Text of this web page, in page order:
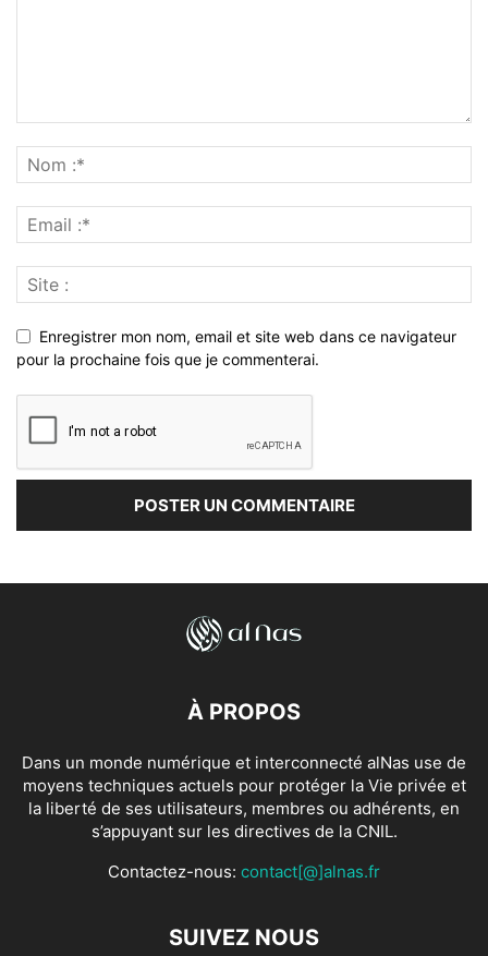
Enregistrer mon nom, email et site web dans ce navigateur
pour la prochaine fois que je commenterai.
À PROPOS
Dans un monde numérique et interconnecté alNas use de
moyens techniques actuels pour protéger la Vie privée et
la liberté de ses utilisateurs, membres ou adhérents, en
s’appuyant sur les directives de la CNIL.
Contactez-nous: contact[@]alnas.fr
SUIVEZ NOUS